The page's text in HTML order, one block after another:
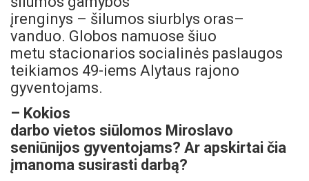
įrenginys – šilumos siurblys oras–
vanduo. Globos namuose šiuo
metu stacionarios socialinės paslaugos
teikiamos 49-iems Alytaus rajono
gyventojams.
– Kokios
darbo vietos siūlomos Miroslavo
seniūnijos gyventojams? Ar apskirtai čia
įmanoma susirasti darbą?